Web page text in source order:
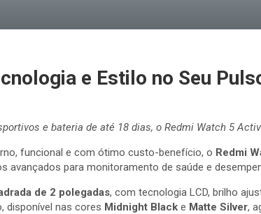
e Estilo no Seu
e bateria de até 18 dias, o Redmi Watch 5
funcional e com ótimo custo-benefício, o Redmi
avançados para monitoramento de saúde e
de 2 polegadas, com tecnologia LCD, brilho
disponível nas cores Midnight Black e Matte Silver,